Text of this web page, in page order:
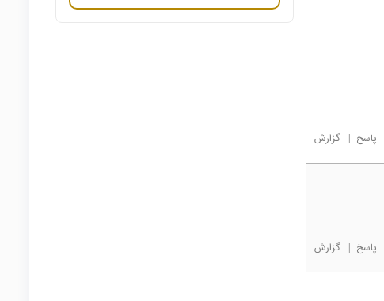
پاسخ | گزارش
پاسخ | گزارش